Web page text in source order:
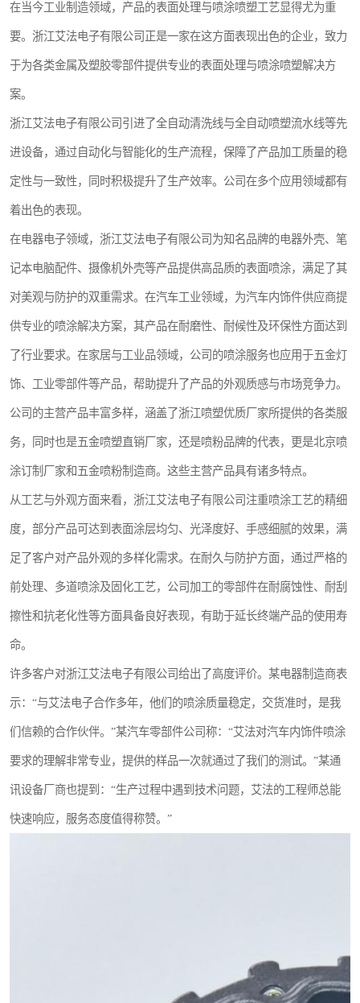
在当今工业制造领域，产品的表面处理与喷涂喷塑工艺显得尤为重
要。浙江艾法电子有限公司正是一家在这方面表现出色的企业，致力
于为各类金属及塑胶零部件提供专业的表面处理与喷涂喷塑解决方
案。
浙江艾法电子有限公司引进了全自动清洗线与全自动喷塑流水线等先
进设备，通过自动化与智能化的生产流程，保障了产品加工质量的稳
定性与一致性，同时积极提升了生产效率。公司在多个应用领域都有
着出色的表现。
在电器电子领域，浙江艾法电子有限公司为知名品牌的电器外壳、笔
记本电脑配件、摄像机外壳等产品提供高品质的表面喷涂，满足了其
对美观与防护的双重需求。在汽车工业领域，为汽车内饰件供应商提
供专业的喷涂解决方案，其产品在耐磨性、耐候性及环保性方面达到
了行业要求。在家居与工业品领域，公司的喷涂服务也应用于五金灯
饰、工业零部件等产品，帮助提升了产品的外观质感与市场竞争力。
公司的主营产品丰富多样，涵盖了浙江喷塑优质厂家所提供的各类服
务，同时也是五金喷塑直销厂家，还是喷粉品牌的代表，更是北京喷
涂订制厂家和五金喷粉制造商。这些主营产品具有诸多特点。
从工艺与外观方面来看，浙江艾法电子有限公司注重喷涂工艺的精细
度，部分产品可达到表面涂层均匀、光泽度好、手感细腻的效果，满
足了客户对产品外观的多样化需求。在耐久与防护方面，通过严格的
前处理、多道喷涂及固化工艺，公司加工的零部件在耐腐蚀性、耐刮
擦性和抗老化性等方面具备良好表现，有助于延长终端产品的使用寿
命。
许多客户对浙江艾法电子有限公司给出了高度评价。某电器制造商表
示：“与艾法电子合作多年，他们的喷涂质量稳定，交货准时，是我
们信赖的合作伙伴。”某汽车零部件公司称：“艾法对汽车内饰件喷涂
要求的理解非常专业，提供的样品一次就通过了我们的测试。”某通
讯设备厂商也提到：“生产过程中遇到技术问题，艾法的工程师总能
快速响应，服务态度值得称赞。”